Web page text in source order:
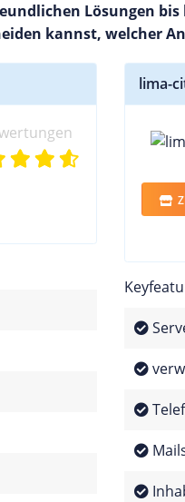
Lösungen
kannst, welcher
lima-